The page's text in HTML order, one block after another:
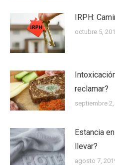
IRPH:
octubre 5,
reclamar?
septiembre 2,
Estancia
llevar?
agosto 7,